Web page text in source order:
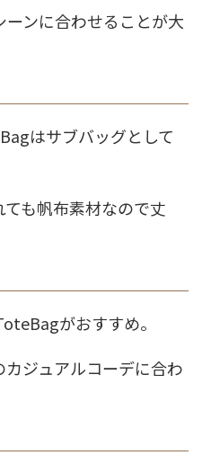
ンに合わせることが大
はサブバッグとして
も帆布素材なので丈
がおすすめ。
ジュアルコーデに合わ